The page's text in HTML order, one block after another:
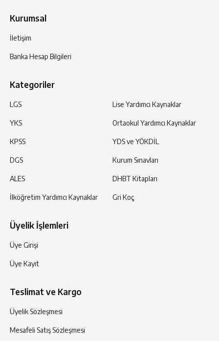
Kurumsal
İletişim
Banka Hesap Bilgileri
Kategoriler
LGS
YKS
KPSS
DGS
ALES
İlköğretim Yardımcı Kaynaklar
Lise Yardımcı Kaynaklar
Ortaokul Yardımcı Kaynaklar
YDS ve YÖKDİL
Kurum Sınavları
DHBT Kitapları
Gri Koç
Üyelik İşlemleri
Üye Girişi
Üye Kayıt
Teslimat ve Kargo
Üyelik Sözleşmesi
Mesafeli Satış Sözleşmesi